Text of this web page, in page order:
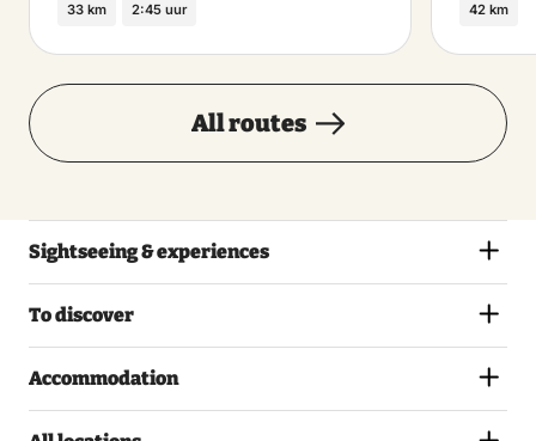
33 km 2:45 uur 42 km
All routes
Sightseeing & experiences
To discover
Accommodation